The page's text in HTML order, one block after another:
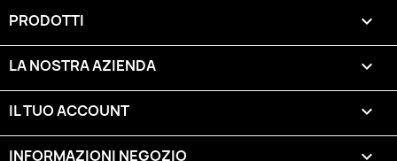
PRODOTTI 
LA NOSTRA AZIENDA 
IL TUO ACCOUNT 
INFORMAZIONI NEGOZIO keyboard_arrow_down